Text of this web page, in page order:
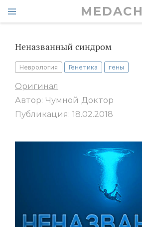
MEDACH
Неназванный синдром
Неврология Генетика гены
Оригинал
Автор: Чумной Доктор
Публикация: 18.02.2018